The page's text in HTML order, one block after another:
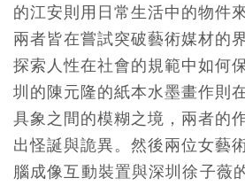
的江安則用日常生活中的物件
兩者皆在嘗試突破藝術媒材的
探索人性在社會的規範中如何
圳的陳元隆的紙本水墨畫作則
具象之間的模糊之境，兩者的
出怪誕與詭異。然後兩位女藝
腦成像互動裝置與深圳徐子薇